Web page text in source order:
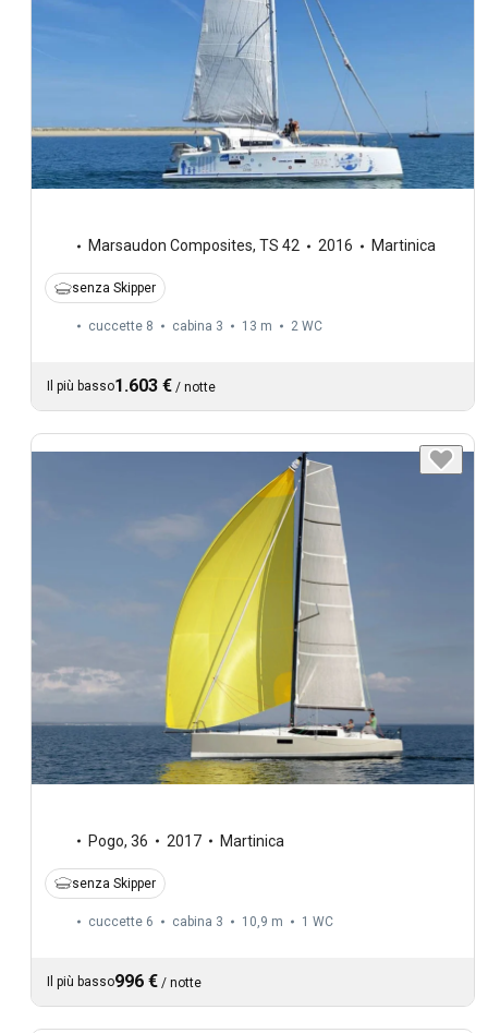
Marsaudon Composites, TS 42 2016 Martinica
senza Skipper
cuccette 8 cabina 3 13 m 2 WC
Il più basso1.603 € / notte
Pogo, 36 2017 Martinica
senza Skipper
cuccette 6 cabina 3 10,9 m 1 WC
Il più basso996 € / notte